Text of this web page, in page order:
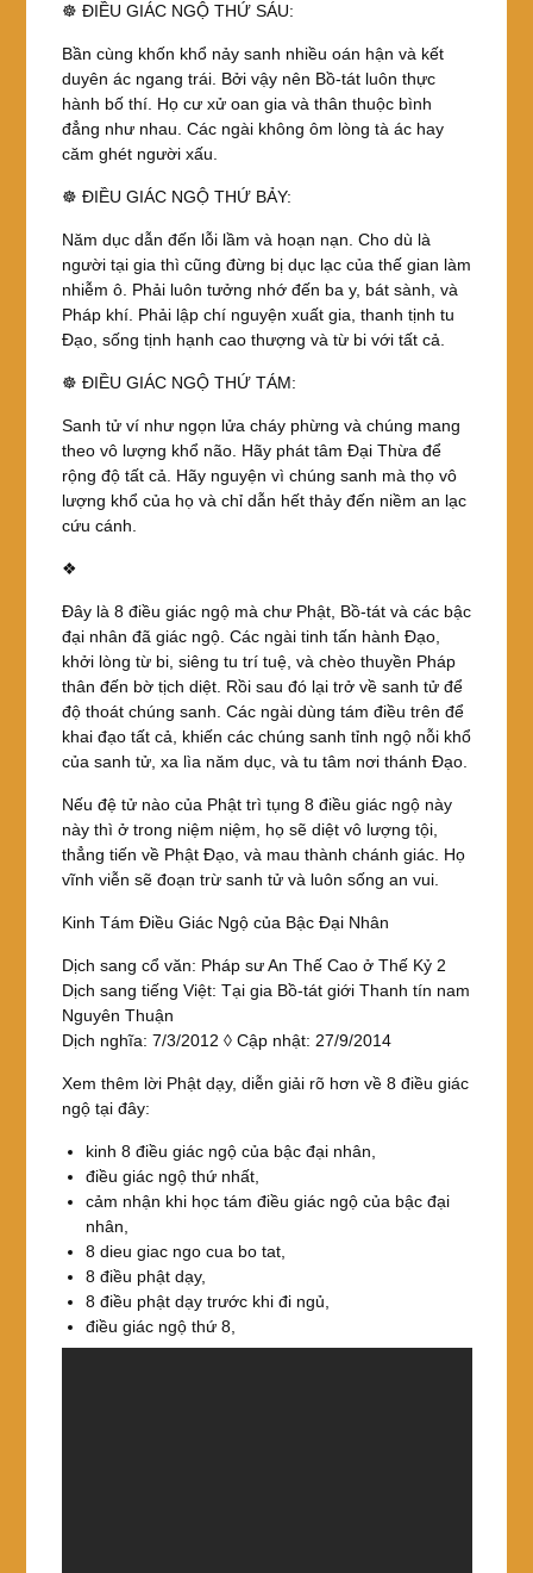
☸ ĐIỀU GIÁC NGỘ THỨ SÁU:
Bần cùng khốn khổ nảy sanh nhiều oán hận và kết
duyên ác ngang trái. Bởi vậy nên Bồ-tát luôn thực
hành bố thí. Họ cư xử oan gia và thân thuộc bình
đẳng như nhau. Các ngài không ôm lòng tà ác hay
căm ghét người xấu.
☸ ĐIỀU GIÁC NGỘ THỨ BẢY:
Năm dục dẫn đến lỗi lầm và hoạn nạn. Cho dù là
người tại gia thì cũng đừng bị dục lạc của thế gian làm
nhiễm ô. Phải luôn tưởng nhớ đến ba y, bát sành, và
Pháp khí. Phải lập chí nguyện xuất gia, thanh tịnh tu
Đạo, sống tịnh hạnh cao thượng và từ bi với tất cả.
☸ ĐIỀU GIÁC NGỘ THỨ TÁM:
Sanh tử ví như ngọn lửa cháy phừng và chúng mang
theo vô lượng khổ não. Hãy phát tâm Đại Thừa để
rộng độ tất cả. Hãy nguyện vì chúng sanh mà thọ vô
lượng khổ của họ và chỉ dẫn hết thảy đến niềm an lạc
cứu cánh.
❖
Đây là 8 điều giác ngộ mà chư Phật, Bồ-tát và các bậc
đại nhân đã giác ngộ. Các ngài tinh tấn hành Đạo,
khởi lòng từ bi, siêng tu trí tuệ, và chèo thuyền Pháp
thân đến bờ tịch diệt. Rồi sau đó lại trở về sanh tử để
độ thoát chúng sanh. Các ngài dùng tám điều trên để
khai đạo tất cả, khiến các chúng sanh tỉnh ngộ nỗi khổ
của sanh tử, xa lìa năm dục, và tu tâm nơi thánh Đạo.
Nếu đệ tử nào của Phật trì tụng 8 điều giác ngộ này
này thì ở trong niệm niệm, họ sẽ diệt vô lượng tội,
thẳng tiến về Phật Đạo, và mau thành chánh giác. Họ
vĩnh viễn sẽ đoạn trừ sanh tử và luôn sống an vui.
Kinh Tám Điều Giác Ngộ của Bậc Đại Nhân
Dịch sang cổ văn: Pháp sư An Thế Cao ở Thế Kỷ 2
Dịch sang tiếng Việt: Tại gia Bồ-tát giới Thanh tín nam
Nguyên Thuận
Dịch nghĩa: 7/3/2012 ◊ Cập nhật: 27/9/2014
Xem thêm lời Phật dạy, diễn giải rõ hơn về 8 điều giác
ngộ tại đây:
kinh 8 điều giác ngộ của bậc đại nhân,
điều giác ngộ thứ nhất,
cảm nhận khi học tám điều giác ngộ của bậc đại
nhân,
8 dieu giac ngo cua bo tat,
8 điều phật dạy,
8 điều phật dạy trước khi đi ngủ,
điều giác ngộ thứ 8,